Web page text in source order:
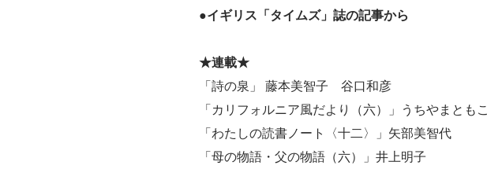
●イギリス「タイムズ」誌の記事から
★連載★
「詩の泉」 藤本美智子 谷口和彦
「カリフォルニア風だより（六）」うちやまともこ
「わたしの読書ノート〈十二〉」矢部美智代
「母の物語・父の物語（六）」井上明子